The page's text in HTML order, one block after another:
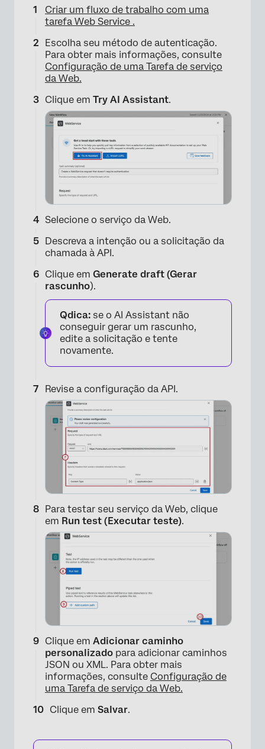
Criar um fluxo de trabalho com uma
tarefa Web Service .
Escolha seu método de autenticação.
Para obter mais informações, consulte
Configuração de uma Tarefa de serviço
da Web.
Clique em Try AI Assistant.
×
Selecione o serviço da Web.
Descreva a intenção ou a solicitação da
chamada à API.
Clique em Generate draft (Gerar
rascunho).
Qdica: se o AI Assistant não
conseguir gerar um rascunho,
edite a solicitação e tente
novamente.
Revise a configuração da API.
Para testar seu serviço da Web, clique
em Run test (Executar teste).
Clique em Adicionar caminho
personalizado para adicionar caminhos
JSON ou XML. Para obter mais
informações, consulte Configuração de
uma Tarefa de serviço da Web.
Clique em Salvar.